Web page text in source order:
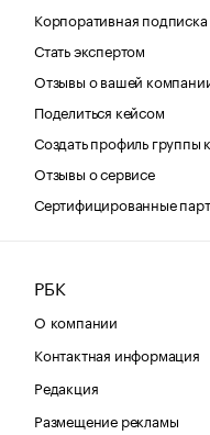
Корпоративная
Стать экспертом
Отзывы о вашей
Поделиться кейсом
Создать профиль группы
Отзывы о сервисе
Сертифицированные
РБК
О компании
Контактная информация
Редакция
Размещение рекламы